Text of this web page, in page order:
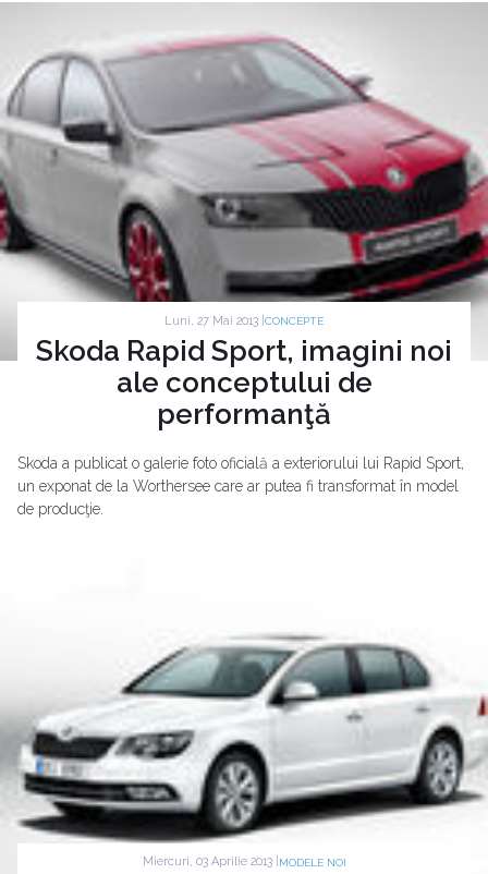
Luni, 27 Mai 2013 | CONCEPTE
Skoda Rapid Sport, imagini noi
ale conceptului de
performanţă
Skoda a publicat o galerie foto oficială a exteriorului lui Rapid Sport,
un exponat de la Worthersee care ar putea fi transformat în model
de producţie.
Miercuri, 03 Aprilie 2013 | MODELE NOI